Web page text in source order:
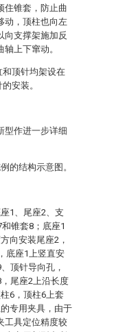
住锥套，防止曲
动，顶柱也向左
向支撑架施加反
上下窜动。
和顶针均架设在
安装。
型作进一步详细
的结构示意图。
1、尾座2、支
锥套8；底座1
向安装尾座2，
底座1上竖直安
顶针导向孔，
尾座2上沿长度
6，顶柱6上套
专用夹具，由于
工具定位精度较